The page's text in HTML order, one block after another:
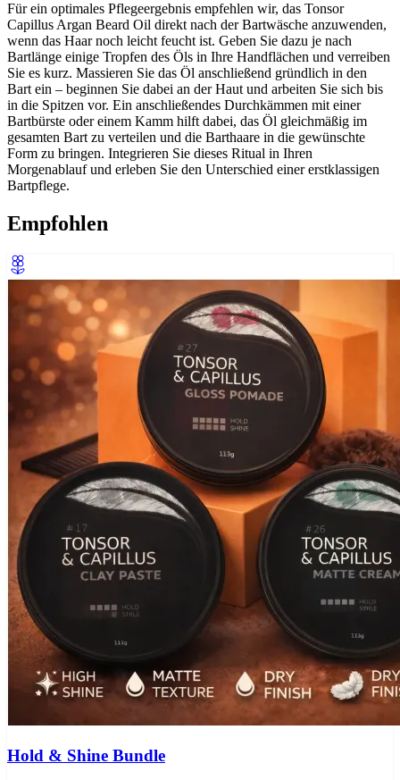
Für ein optimales Pflegeergebnis empfehlen wir, das Tonsor
Capillus Argan Beard Oil direkt nach der Bartwäsche anzuwenden,
wenn das Haar noch leicht feucht ist. Geben Sie dazu je nach
Bartlänge einige Tropfen des Öls in Ihre Handflächen und verreiben
Sie es kurz. Massieren Sie das Öl anschließend gründlich in den
Bart ein – beginnen Sie dabei an der Haut und arbeiten Sie sich bis
in die Spitzen vor. Ein anschließendes Durchkämmen mit einer
Bartbürste oder einem Kamm hilft dabei, das Öl gleichmäßig im
gesamten Bart zu verteilen und die Barthaare in die gewünschte
Form zu bringen. Integrieren Sie dieses Ritual in Ihren
Morgenablauf und erleben Sie den Unterschied einer erstklassigen
Bartpflege.
Empfohlen
Hold & Shine Bundle